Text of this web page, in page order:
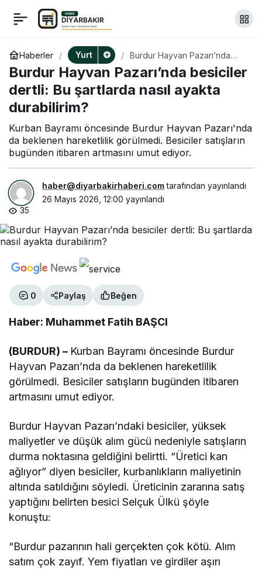
Haberler Yurt
Burdur Hayvan Pazarı’nda
besiciler dertli: Bu şartlarda
nasıl ayakta durabilirim?
Burdur Hayvan Pazarı’nda besiciler
dertli: Bu şartlarda nasıl ayakta
durabilirim?
Kurban Bayramı öncesinde Burdur Hayvan Pazarı'nda
da beklenen hareketlilik görülmedi. Besiciler satışların
bugünden itibaren artmasını umut ediyor.
haber@diyarbakirhaberi.comtarafından yayınlandı
26 Mayıs 2026, 12:00 yayınlandı
35
0 Paylaş Beğen
Haber: Muhammet Fatih BAŞCI
(BURDUR) – Kurban Bayramı öncesinde Burdur
Hayvan Pazarı’nda da beklenen hareketlilik
görülmedi. Besiciler satışların bugünden itibaren
artmasını umut ediyor.
Burdur Hayvan Pazarı’ndaki besiciler, yüksek
maliyetler ve düşük alım gücü nedeniyle satışların
durma noktasına geldiğini belirtti. “Üretici kan
ağlıyor” diyen besiciler, kurbanlıkların maliyetinin
altında satıldığını söyledi. Üreticinin zararına satış
yaptığını belirten besici Selçuk Ülkü şöyle
konuştu:
“Burdur pazarının hali gerçekten çok kötü. Alım
satım çok zayıf. Yem fiyatları ve girdiler aşırı
Kars’ta emek ve meslek
örgütlerinden CHP’ye
yönelik “mutlak butlan”
kararına tepki
Paylaş